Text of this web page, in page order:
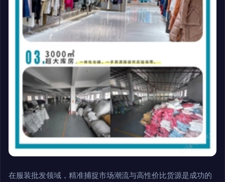
在服装批发领域，精准捕捉市场潮流与高性价比货源是成功的